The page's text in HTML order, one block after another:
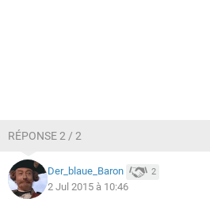
RÉPONSE 2 / 2
Der_blaue_Baron 2
2 Jul 2015 à 10:46